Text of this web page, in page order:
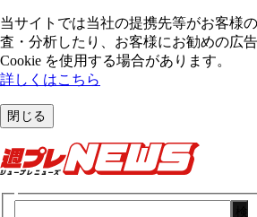
当サイトでは当社の提携先等がお客様
査・分析したり、お客様にお勧めの広
Cookie を使⽤する場合があります。
詳しくはこちら
閉じる